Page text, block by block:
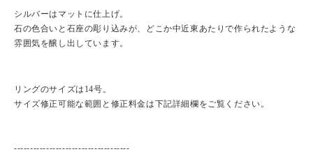
シルバーはマットに仕上げ。
石の色合いと石座の彫り込みが、どこか中近東あたりで作られたような
雰囲気を醸し出しています。
リングのサイズは14号。
サイズ修正可能な範囲と修正料金は下記詳細欄をご覧ください。
------------------------------------